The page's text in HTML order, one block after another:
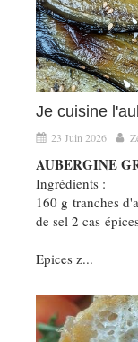
Je cuisine
23 Juin 2026
AUBERGINE
Ingrédients :
160 g tranches
de sel 2 cas
Epices z...